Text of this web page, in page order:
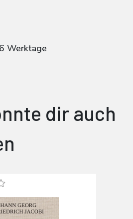
Werktage
dir auch